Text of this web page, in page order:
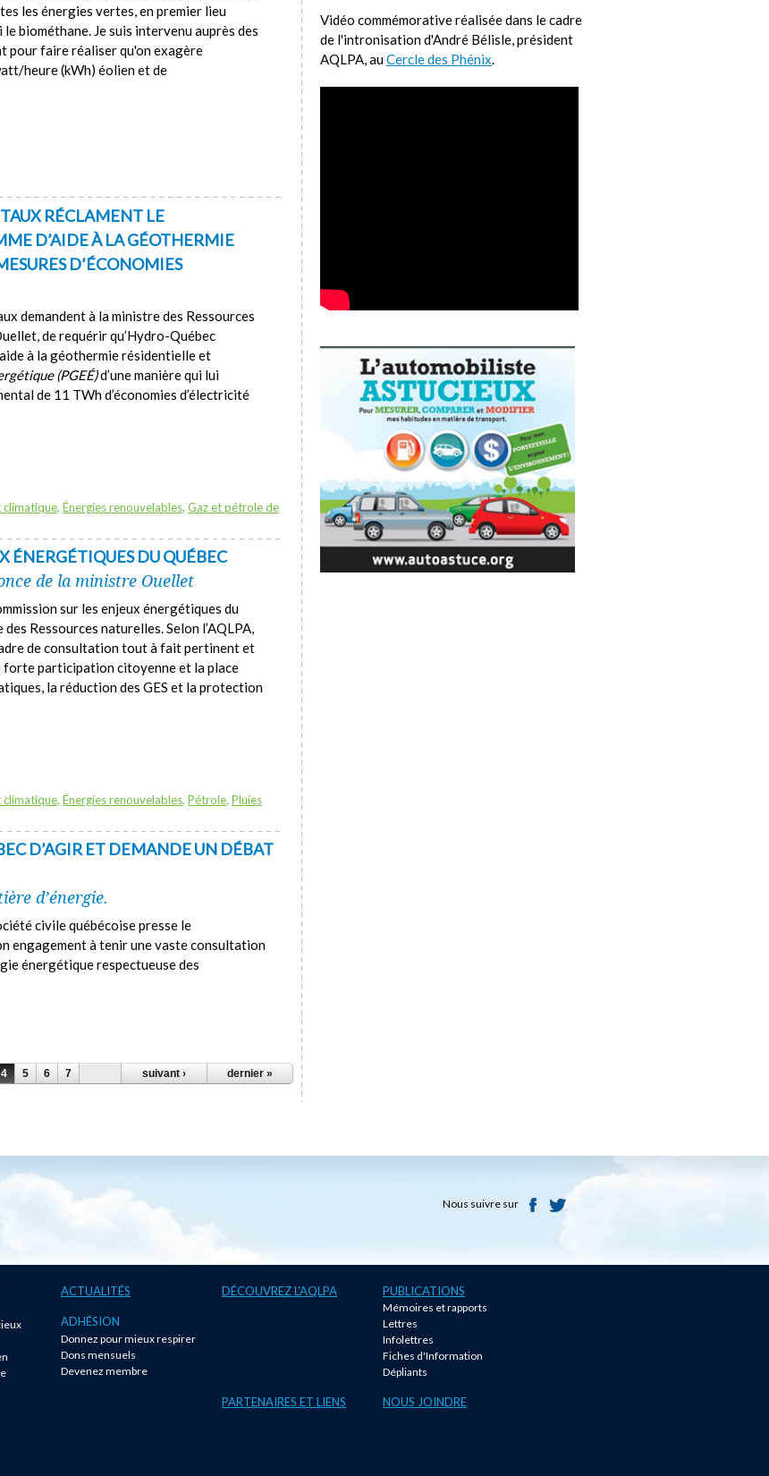
les énergies vertes, en premier lieu
biométhane. Je suis intervenu auprès des
pour faire réaliser qu'on exagère
heure (kWh) éolien et de
RÉCLAMENT LE
D’AIDE À LA GÉOTHERMIE
D’ÉCONOMIES
demandent à la ministre des Ressources
de requérir qu’Hydro-Québec
à la géothermie résidentielle et
(PGEÉ)d’une manière qui lui
de 11 TWh d’économies d’électricité
climatique, Énergies renouvelables, Gaz et pétrole de
ÉNERGÉTIQUES DU QUÉBEC
de la ministre Ouellet
sur les enjeux énergétiques du
Ressources naturelles. Selon l’AQLPA,
de consultation tout à fait pertinent et
forte participation citoyenne et la place
la réduction des GES et la protection
climatique, Énergies renouvelables, Pétrole, Pluies
D’AGIR ET DEMANDE UN DÉBAT
d’énergie.
civile québécoise presse le
engagement à tenir une vaste consultation
énergétique respectueuse des
4 5 6 7 suivant › dernier »
Vidéo commémorative réalisée dans le cadre
de l'intronisation d'André Bélisle, président
AQLPA, auCercle des Phénix.
Nous suivre sur
ACTUALITÉS
ADHÉSION
Donnez pour mieux respirer
Dons mensuels
Devenez membre
DÉCOUVREZ L'AQLPA PUBLICATIONS
Mémoires et rapports
Lettres
Infolettres
Fiches d'Information
Dépliants
PARTENAIRES ET LIENS NOUS JOINDRE